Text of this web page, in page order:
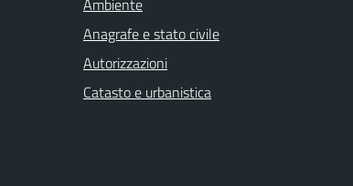
Ambiente
Anagrafe e stato civile
Autorizzazioni
Catasto e urbanistica